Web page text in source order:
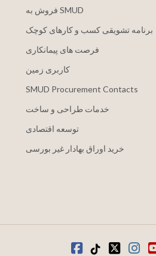
فروش به SMUD
برنامه تشویقی کسب و کارهای کوچک
فرصت های پیمانکاری
کاربری زمین
SMUD Procurement Contacts
خدمات طراحی و ساخت
توسعه اقتصادی
خرید اوراق بهادار غیر بورسی
فیس بوک
تیک تاک
توییتر